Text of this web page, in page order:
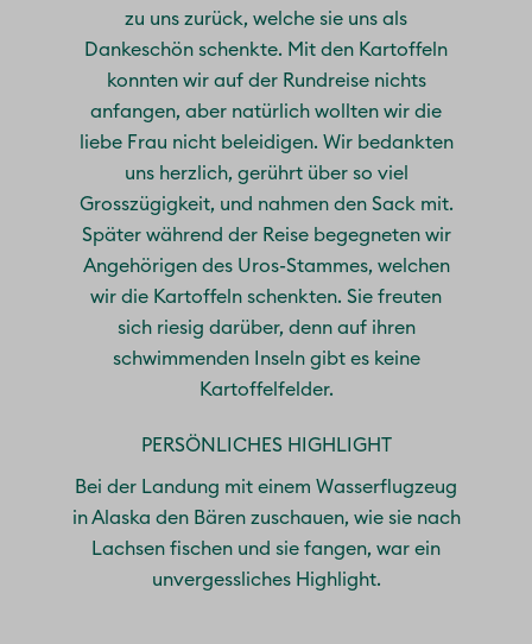
zu uns zurück, welche sie uns als
Dankeschön schenkte. Mit den Kartoffeln
konnten wir auf der Rundreise nichts
anfangen, aber natürlich wollten wir die
liebe Frau nicht beleidigen. Wir bedankten
uns herzlich, gerührt über so viel
Grosszügigkeit, und nahmen den Sack mit.
Später während der Reise begegneten wir
Angehörigen des Uros-Stammes, welchen
wir die Kartoffeln schenkten. Sie freuten
sich riesig darüber, denn auf ihren
schwimmenden Inseln gibt es keine
Kartoffelfelder.
PERSÖNLICHES HIGHLIGHT
Bei der Landung mit einem Wasserflugzeug
in Alaska den Bären zuschauen, wie sie nach
Lachsen fischen und sie fangen, war ein
unvergessliches Highlight.